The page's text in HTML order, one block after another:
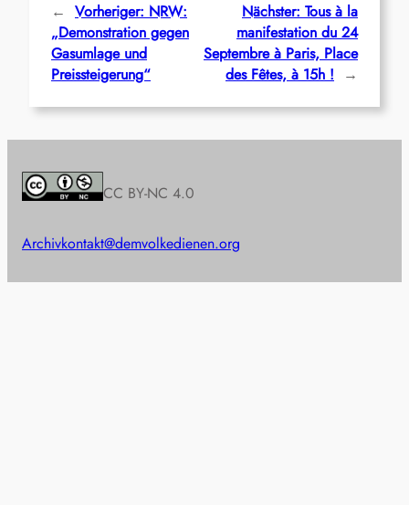
← Vorheriger: NRW:
„Demonstration gegen
Gasumlage und
Preissteigerung“
Nächster: Tous à la
manifestation du 24
Septembre à Paris, Place
des Fêtes, à 15h !
→
CC BY-NC 4.0
Archivkontakt@demvolkedienen.org